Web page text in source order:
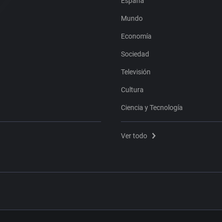
Mundo
Economía
Sociedad
Televisión
Cultura
Ciencia y Tecnología
Ver todo